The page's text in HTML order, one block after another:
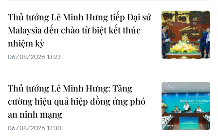
Thủ tướng Lê Minh Hưng tiếp Đại sứ
Malaysia đến chào từ biệt kết thúc
nhiệm kỳ
06/08/2026 13:23
Thủ tướng Lê Minh Hưng: Tăng
cường hiệu quả hiệp đồng ứng phó
an ninh mạng
06/08/2026 12:30